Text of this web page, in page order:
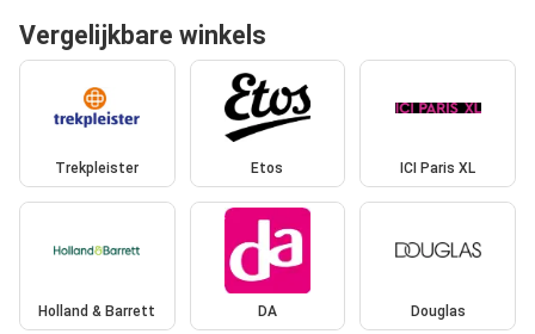
Vergelijkbare winkels
Trekpleister Etos ICI Paris XL
Holland & Barrett DA Douglas